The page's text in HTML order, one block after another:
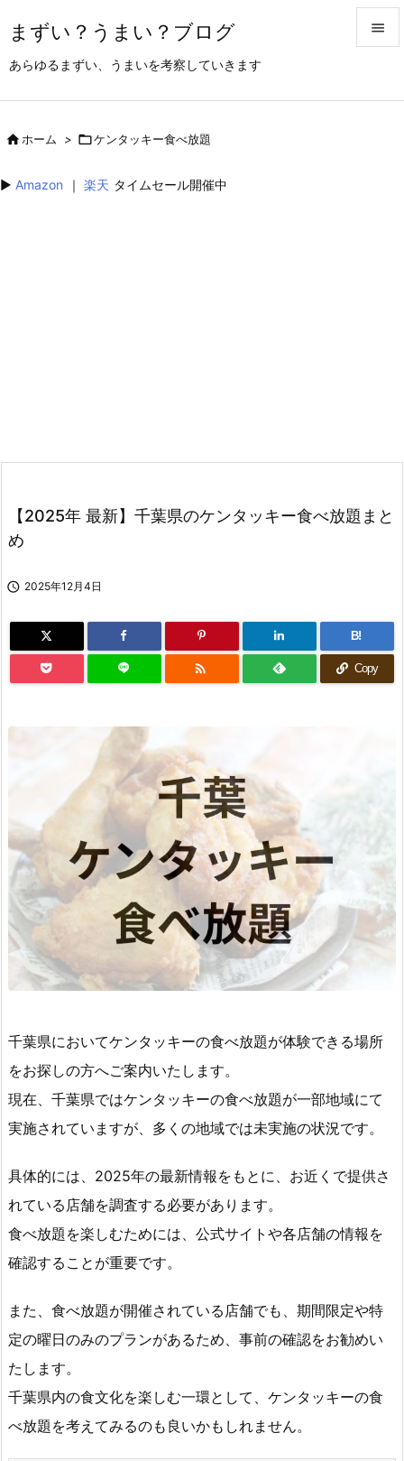
まずい？うまい？ブログ
あらゆるまずい、うまいを考察していきます

ホーム > ケンタッキー食べ放題
▶︎ Amazon ｜ 楽天 タイムセール開催中
【2025年 最新】千葉県のケンタッキー食べ放題まと
め
 2025年12月4日
B!
 Copy
千葉県においてケンタッキーの食べ放題が体験できる場所
をお探しの方へご案内いたします。
現在、千葉県ではケンタッキーの食べ放題が一部地域にて
実施されていますが、多くの地域では未実施の状況です。
具体的には、2025年の最新情報をもとに、お近くで提供さ
れている店舗を調査する必要があります。
食べ放題を楽しむためには、公式サイトや各店舗の情報を
確認することが重要です。
また、食べ放題が開催されている店舗でも、期間限定や特
定の曜日のみのプランがあるため、事前の確認をお勧めい
たします。
千葉県内の食文化を楽しむ一環として、ケンタッキーの食
べ放題を考えてみるのも良いかもしれません。